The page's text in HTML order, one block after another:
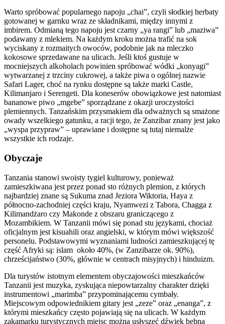
Warto spróbować popularnego napoju „chai”, czyli słodkiej herbaty
gotowanej w garnku wraz ze składnikami, między innymi z
imbirem. Odmianą tego napoju jest czarny „ya rangi” lub „maziwa”
podawany z mlekiem. Na każdym kroku można trafić na sok
wyciskany z rozmaitych owoców, podobnie jak na mleczko
kokosowe sprzedawane na ulicach. Jeśli ktoś gustuje w
mocniejszych alkoholach powinien spróbować wódki „konyagi”
wytwarzanej z trzciny cukrowej, a także piwa o ogólnej nazwie
Safari Lager, choć na rynku dostępne są także marki Castle,
Kilimanjaro i Serengeti. Dla koneserów obowiązkowe jest natomiast
bananowe piwo „mgebe” sporządzane z okazji uroczystości
plemiennych. Tanzańskim przysmakiem dla odważnych są smażone
owady wszelkiego gatunku, a racji tego, że Zanzibar znany jest jako
„wyspa przypraw” – uprawiane i dostępne są tutaj niemalże
wszystkie ich rodzaje.
Obyczaje
Tanzania stanowi swoisty tygiel kulturowy, ponieważ
zamieszkiwana jest przez ponad sto różnych plemion, z których
najbardziej znane są Sukuma znad Jeziora Wiktoria, Haya z
północno-zachodniej części kraju, Nyamwezi z Tabora, Chagga z
Kilimandżaro czy Makonde z obszaru graniczącego z
Mozambikiem. W Tanzanii mówi się ponad stu językami, chociaż
oficjalnym jest kisuahili oraz angielski, w którym mówi większość
personelu. Podstawowymi wyznaniami ludności zamieszkującej tę
część Afryki są: islam około 40%, (w Zanzibarze ok. 90%),
chrześcijaństwo (30%, głównie w centrach misyjnych) i hinduizm.
Dla turystów istotnym elementem obyczajowości mieszkańców
Tanzanii jest muzyka, zyskująca niepowtarzalny charakter dzięki
instrumentowi „marimba” przypominającemu cymbały.
Miejscowym odpowiednikiem gitary jest „zeze” oraz „enanga”, z
którymi mieszkańcy często pojawiają się na ulicach. W każdym
zakamarku turystycznych miejsc można usłyszeć dźwięk bębna